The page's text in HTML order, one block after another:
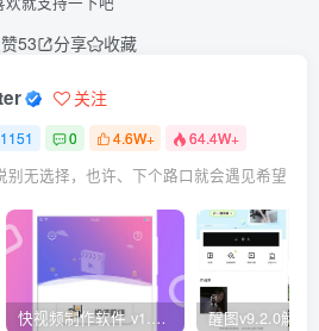
53 分享 收藏
关注
1151 0 4.6W+ 64.4W+
别无选择，也许、下个路口就会遇见希望
快视频制作软件 v1.1.1安卓版